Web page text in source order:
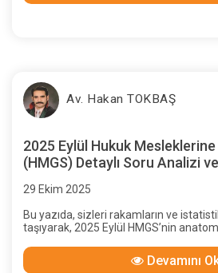
Av. Hakan TOKBAŞ
2025 Eylül Hukuk Mesleklerine
(HMGS) Detaylı Soru Analizi
29 Ekim 2025
Bu yazıda, sizleri rakamların ve
taşıyarak, 2025 Eylül HMGS’nin
sonraki sınavda sizi başarıya
sunacağız.
Devamını